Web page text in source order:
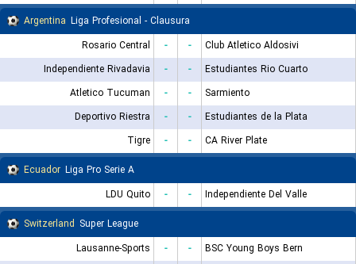
Argentina Liga Profesional - Clausura
Rosario Central
- -
Club Atletico Aldosivi
Independiente Rivadavia
- -
Estudiantes Rio Cuarto
Atletico Tucuman
- -
Sarmiento
Deportivo Riestra
- -
Estudiantes de la Plata
Tigre
- -
CA River Plate
Ecuador Liga Pro Serie A
LDU Quito
- -
Independiente Del Valle
Switzerland Super League
Lausanne-Sports
- -
BSC Young Boys Bern